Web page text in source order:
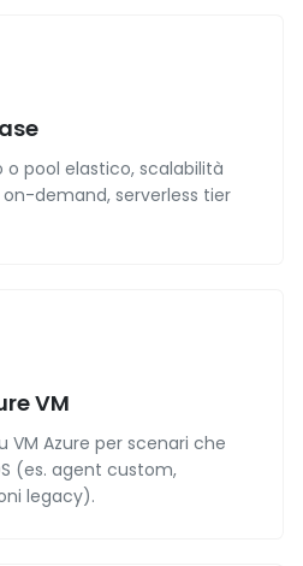
o pool elastico, scalabilità
demand, serverless tier
VM
VM Azure per scenari che
(es. agent custom,
legacy).